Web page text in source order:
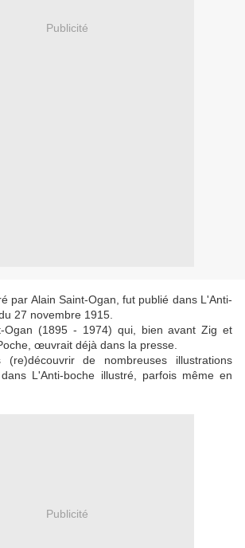
Publicité
par Alain Saint-Ogan, fut publié dans L'Anti-
27 novembre 1915.
Ogan (1895 - 1974) qui, bien avant Zig et
œuvrait déjà dans la presse.
de nombreuses illustrations
L'Anti-boche illustré, parfois même en
Publicité